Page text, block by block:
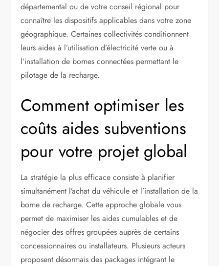
départemental ou de votre conseil régional pour
connaître les dispositifs applicables dans votre zone
géographique. Certaines collectivités conditionnent
leurs aides à l’utilisation d’électricité verte ou à
l’installation de bornes connectées permettant le
pilotage de la recharge.
Comment optimiser les
coûts aides subventions
pour votre projet global
La stratégie la plus efficace consiste à planifier
simultanément l’achat du véhicule et l’installation de la
borne de recharge. Cette approche globale vous
permet de maximiser les aides cumulables et de
négocier des offres groupées auprès de certains
concessionnaires ou installateurs. Plusieurs acteurs
proposent désormais des packages intégrant le